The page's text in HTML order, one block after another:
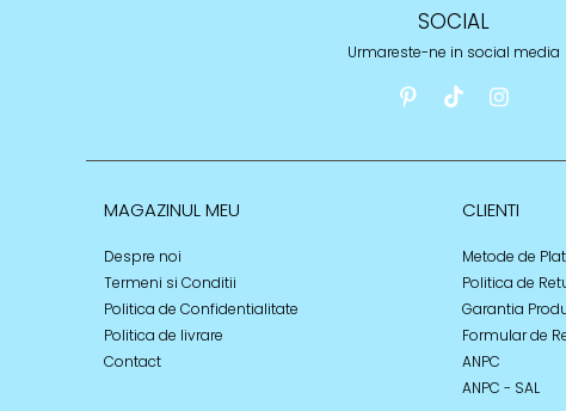
SOCIAL
Urmareste-ne in social media
MAGAZINUL MEU
Despre noi
Termeni si Conditii
Politica de Confidentialitate
Politica de livrare
Contact
CLIENTI
Metode de
Politica de
Garantia
Formular de
ANPC
ANPC - SAL